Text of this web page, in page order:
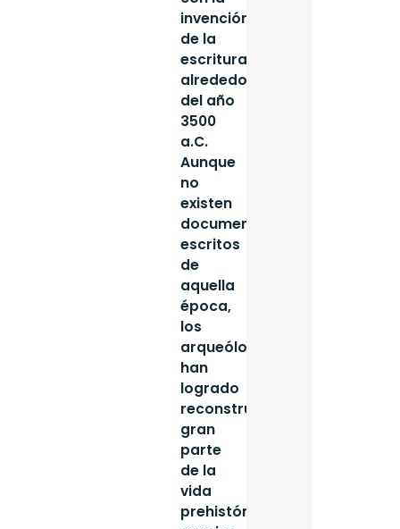
invención
de la
escritura
alrededor
del año
3500
a.C.
Aunque
no
existen
documentos
escritos
de
aquella
época,
los
arqueólogos
han
logrado
reconstruir
gran
parte
de la
vida
prehistórica